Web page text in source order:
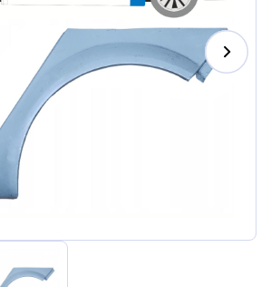
Magyar
Hrvatski